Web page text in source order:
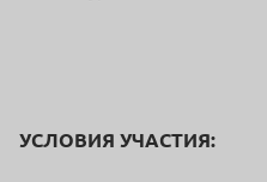
УСЛОВИЯ УЧАСТИЯ: